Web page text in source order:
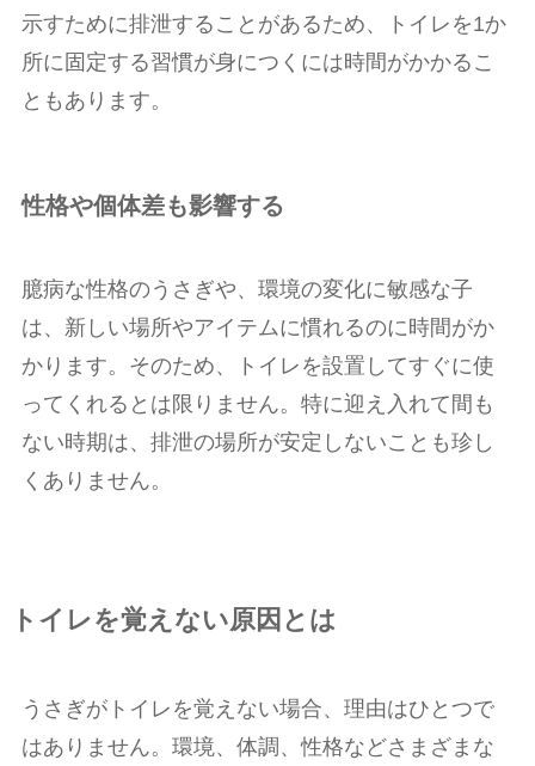
示すために排泄することがあるため、トイレを1か
所に固定する習慣が身につくには時間がかかるこ
ともあります。
性格や個体差も影響する
臆病な性格のうさぎや、環境の変化に敏感な子
は、新しい場所やアイテムに慣れるのに時間がか
かります。そのため、トイレを設置してすぐに使
ってくれるとは限りません。特に迎え入れて間も
ない時期は、排泄の場所が安定しないことも珍し
くありません。
トイレを覚えない原因とは
うさぎがトイレを覚えない場合、理由はひとつで
はありません。環境、体調、性格などさまざまな